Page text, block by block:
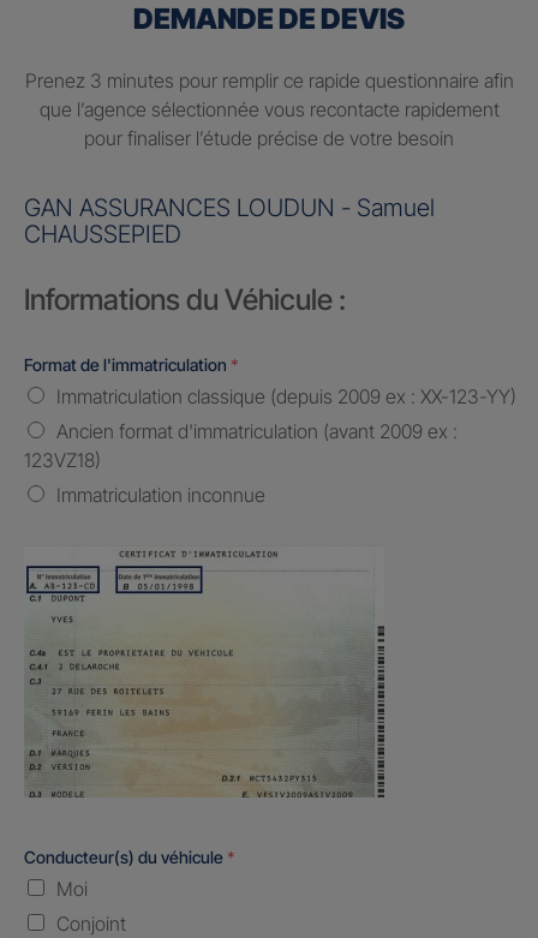
DEMANDE DE DEVIS
Prenez 3 minutes pour remplir ce rapide questionnaire afin
que l’agence sélectionnée vous recontacte rapidement
pour finaliser l’étude précise de votre besoin
GAN ASSURANCES LOUDUN - Samuel
CHAUSSEPIED
Informations du Véhicule :
Format de l'immatriculation *
Immatriculation classique (depuis 2009 ex : XX-123-YY)
Ancien format d'immatriculation (avant 2009 ex :
123VZ18)
Immatriculation inconnue
Conducteur(s) du véhicule *
Moi
Conjoint